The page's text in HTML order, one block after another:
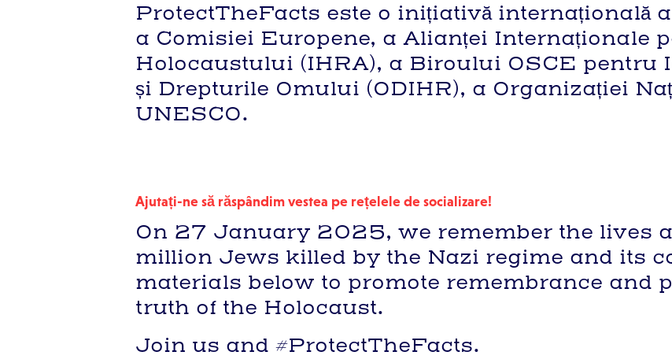
ProtectTheFacts este o inițiativă internațională
a Comisiei Europene, a Alianței Internaționale
Holocaustului (IHRA), a Biroului OSCE pentru
și Drepturile Omului (ODIHR), a Organizației
UNESCO.
Ajutați-ne să răspândim vestea pe rețelele de socializare!
On 27 January 2025, we remember the lives
million Jews killed by the Nazi regime and its
materials below to promote remembrance and
truth of the Holocaust.
Join us and #ProtectTheFacts.